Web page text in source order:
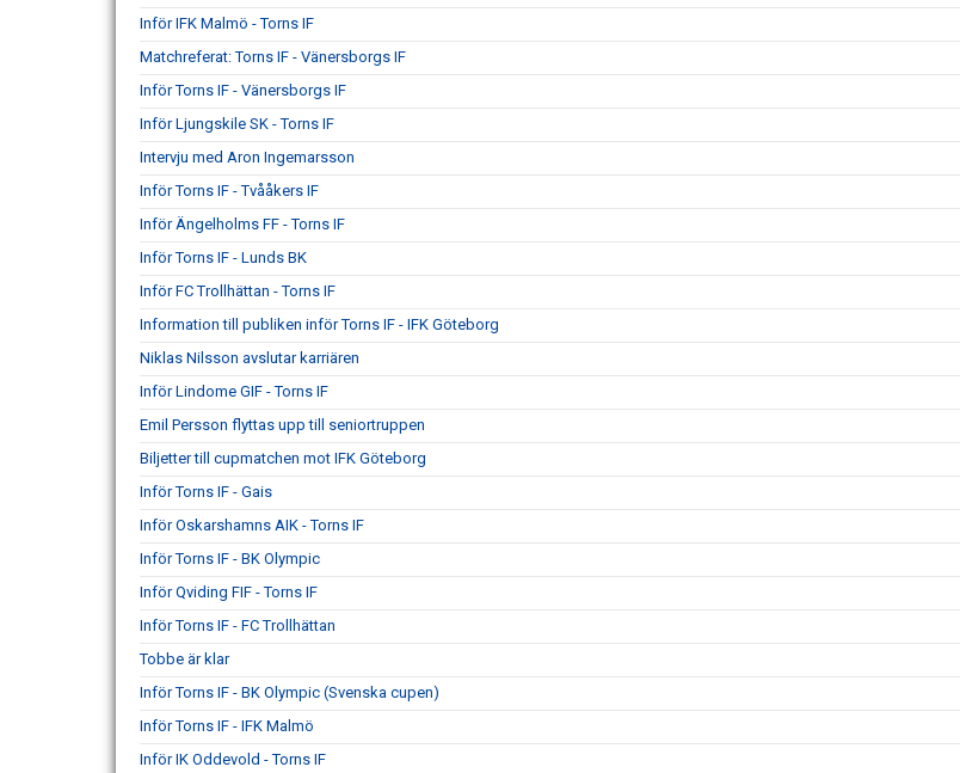
Inför IFK Malmö - Torns IF
Matchreferat: Torns IF - Vänersborgs IF
Inför Torns IF - Vänersborgs IF
Inför Ljungskile SK - Torns IF
Intervju med Aron Ingemarsson
Inför Torns IF - Tvååkers IF
Inför Ängelholms FF - Torns IF
Inför Torns IF - Lunds BK
Inför FC Trollhättan - Torns IF
Information till publiken inför Torns IF - IFK Göteborg
Niklas Nilsson avslutar karriären
Inför Lindome GIF - Torns IF
Emil Persson flyttas upp till seniortruppen
Biljetter till cupmatchen mot IFK Göteborg
Inför Torns IF - Gais
Inför Oskarshamns AIK - Torns IF
Inför Torns IF - BK Olympic
Inför Qviding FIF - Torns IF
Inför Torns IF - FC Trollhättan
Tobbe är klar
Inför Torns IF - BK Olympic (Svenska cupen)
Inför Torns IF - IFK Malmö
Inför IK Oddevold - Torns IF